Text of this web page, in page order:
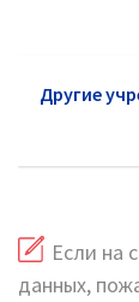
Другие
Если на
данных,